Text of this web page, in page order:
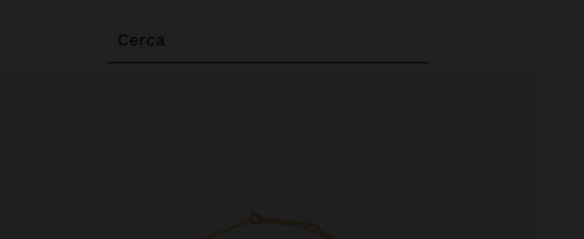
Cerca